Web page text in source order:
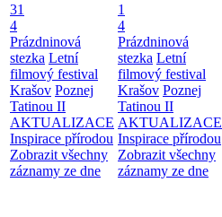
31
4
Prázdninová
stezka Letní
filmový festival
Krašov Poznej
Tatinou II
AKTUALIZACE
Inspirace přírodou
Zobrazit všechny
záznamy ze dne
1
4
Prázdninová
stezka Letní
filmový festival
Krašov Poznej
Tatinou II
AKTUALIZACE
Inspirace přírodou
Zobrazit všechny
záznamy ze dne